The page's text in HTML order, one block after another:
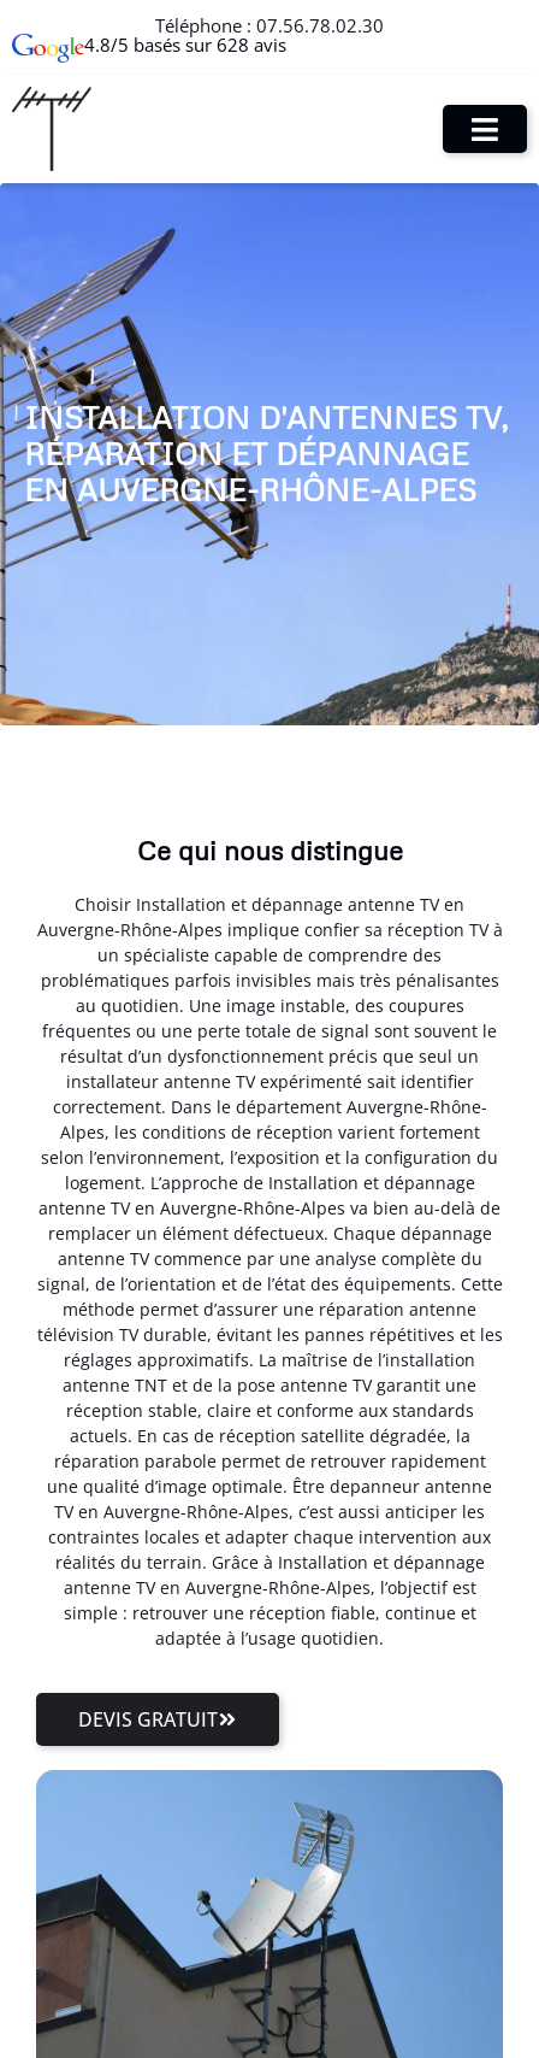
Téléphone : 07.56.78.02.30
4.8/5 basés sur 628 avis
INSTALLATION D'ANTENNES TV,
RÉPARATION ET DÉPANNAGE
EN AUVERGNE-RHÔNE-ALPES
Ce qui nous distingue
Choisir Installation et dépannage antenne TV en
Auvergne-Rhône-Alpes implique confier sa réception TV à
un spécialiste capable de comprendre des
problématiques parfois invisibles mais très pénalisantes
au quotidien. Une image instable, des coupures
fréquentes ou une perte totale de signal sont souvent le
résultat d’un dysfonctionnement précis que seul un
installateur antenne TV expérimenté sait identifier
correctement. Dans le département Auvergne-Rhône-
Alpes, les conditions de réception varient fortement
selon l’environnement, l’exposition et la configuration du
logement. L’approche de Installation et dépannage
antenne TV en Auvergne-Rhône-Alpes va bien au-delà de
remplacer un élément défectueux. Chaque dépannage
antenne TV commence par une analyse complète du
signal, de l’orientation et de l’état des équipements. Cette
méthode permet d’assurer une réparation antenne
télévision TV durable, évitant les pannes répétitives et les
réglages approximatifs. La maîtrise de l’installation
antenne TNT et de la pose antenne TV garantit une
réception stable, claire et conforme aux standards
actuels. En cas de réception satellite dégradée, la
réparation parabole permet de retrouver rapidement
une qualité d’image optimale. Être depanneur antenne
TV en Auvergne-Rhône-Alpes, c’est aussi anticiper les
contraintes locales et adapter chaque intervention aux
réalités du terrain. Grâce à Installation et dépannage
antenne TV en Auvergne-Rhône-Alpes, l’objectif est
simple : retrouver une réception fiable, continue et
adaptée à l’usage quotidien.
DEVIS GRATUIT